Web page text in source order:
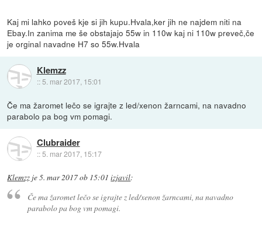
Kaj mi lahko poveš kje si jih kupu.Hvala,ker jih ne najdem niti na
Ebay.In zanima me še obstajajo 55w in 110w kaj ni 110w preveč,če
je orginal navadne H7 so 55w.Hvala
Klemzz
:: 5. mar 2017, 15:01
Če ma žaromet lečo se igrajte z led/xenon žarncami, na navadno
parabolo pa bog vm pomagi.
Clubraider
::5. mar 2017, 15:17
Klemzz je5. mar 2017 ob 15:01 izjavil:
Če ma žaromet lečo se igrajte z led/xenon žarncami, na navadno
parabolo pa bog vm pomagi.